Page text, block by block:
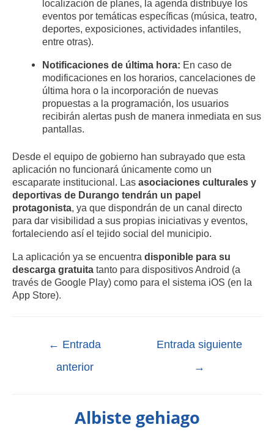
localización de planes, la agenda distribuye los
eventos por temáticas específicas (música, teatro,
deportes, exposiciones, actividades infantiles,
entre otras).
Notificaciones de última hora: En caso de
modificaciones en los horarios, cancelaciones de
última hora o la incorporación de nuevas
propuestas a la programación, los usuarios
recibirán alertas push de manera inmediata en sus
pantallas.
Desde el equipo de gobierno han subrayado que esta
aplicación no funcionará únicamente como un
escaparate institucional. Las asociaciones culturales y
deportivas de Durango tendrán un papel
protagonista, ya que dispondrán de un canal directo
para dar visibilidad a sus propias iniciativas y eventos,
fortaleciendo así el tejido social del municipio.
La aplicación ya se encuentra disponible para su
descarga gratuita tanto para dispositivos Android (a
través de Google Play) como para el sistema iOS (en la
App Store).
← Entrada
anterior
Entrada siguiente
→
Albiste gehiago